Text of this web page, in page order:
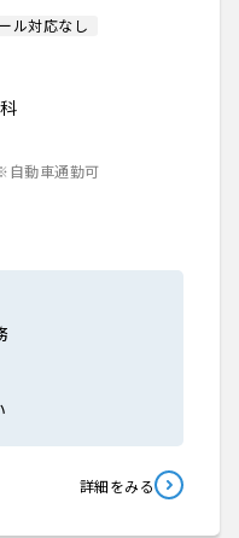
ル対応なし
自動車通勤可
詳細をみる